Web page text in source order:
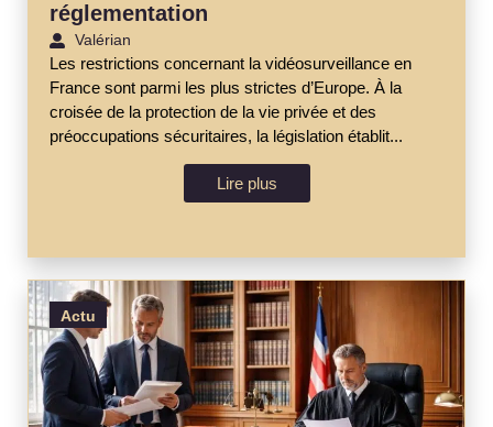
réglementation
Valérian
Les restrictions concernant la vidéosurveillance en
France sont parmi les plus strictes d’Europe. À la
croisée de la protection de la vie privée et des
préoccupations sécuritaires, la législation établit...
Lire plus
Actu